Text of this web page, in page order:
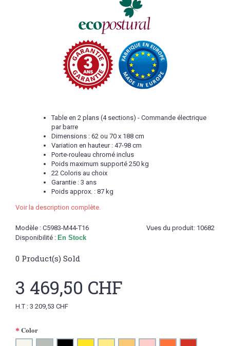
Table en 2 plans (4 sections) - Commande électrique
par barre
Dimensions : 62 ou 70 x 188 cm
Variation en hauteur : 47-98 cm
Porte-rouleau chromé inclus
Poids maximum supporté 250 kg
22 Coloris au choix
Garantie : 3 ans
Poids approx. : 87 kg
Voir la description complète.
Vues du produit: 10682
Modèle : C5983-M44-T16
Disponibilité : En Stock
0 Product(s) Sold
3 469,50 CHF
H.T : 3 209,53 CHF
Color